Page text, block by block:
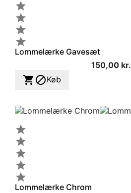




Lommelærke Gavesæt
150,00 kr.
 Køb





Lommelærke Chrom